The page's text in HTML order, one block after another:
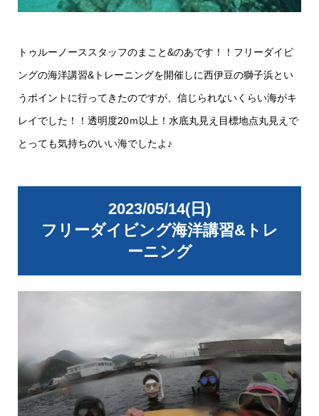
トゥルーノーススタッフのまこと&のあです！！フリーダイビ
ングの海洋講習&トレーニングを開催しに西伊豆の獅子浜とい
うポイントに行ってきたのですが、信じられないくらい海がキ
レイでした！！透明度20ｍ以上！水底丸見え目標地点丸見えで
とっても気持ちのいい海でしたよ♪
2023/05/14(日)
フリーダイビング海洋講習&トレ
ーニング